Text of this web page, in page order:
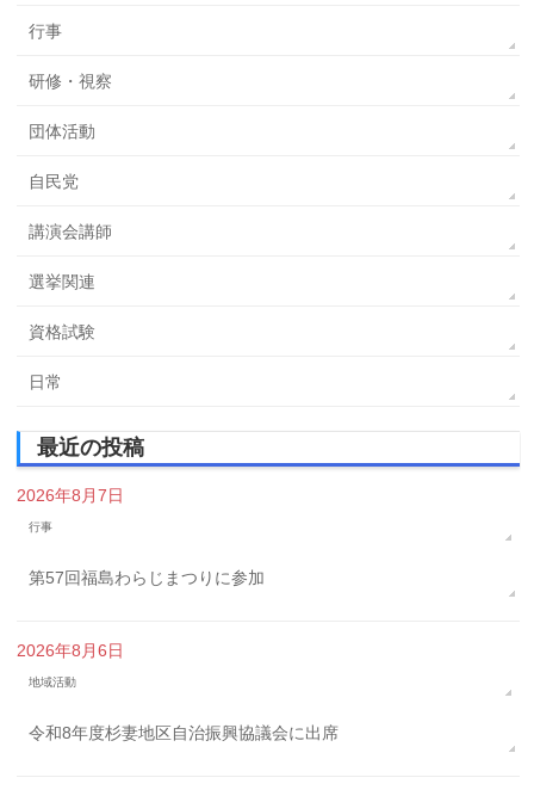
行事
研修・視察
団体活動
自民党
講演会講師
選挙関連
資格試験
日常
最近の投稿
2026年8月7日
行事
第57回福島わらじまつりに参加
2026年8月6日
地域活動
令和8年度杉妻地区自治振興協議会に出席